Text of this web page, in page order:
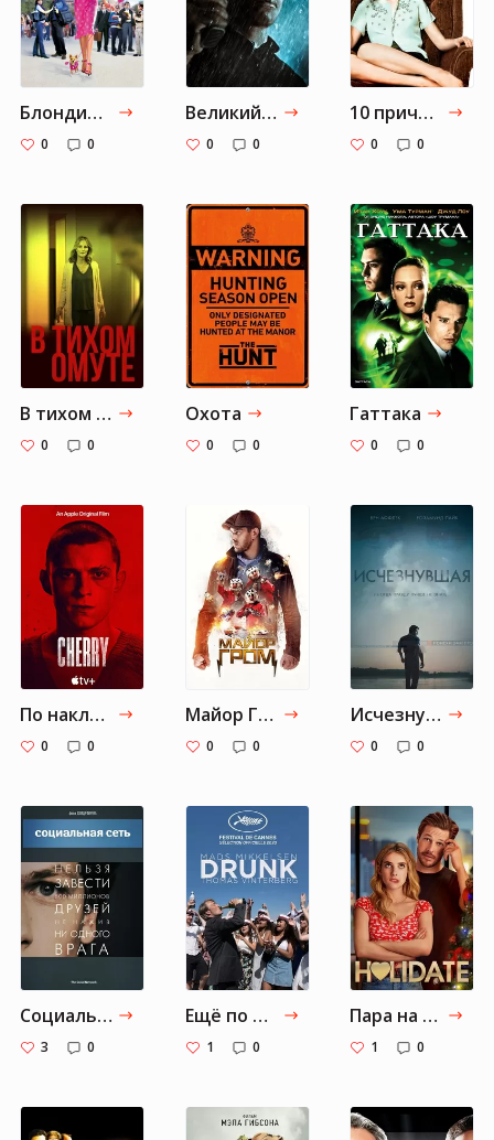
Блондинка в законе
0 0
Великий уравнитель
0 0
10 причин моей ненависти
0 0
В тихом омуте
0 0
Охота
0 0
Гаттака
0 0
По наклонной
0 0
Майор Гром
0 0
Исчезнувшая
0 0
Социальная сеть
3 0
Ещё по одной
1 0
Пара на праздники
1 0